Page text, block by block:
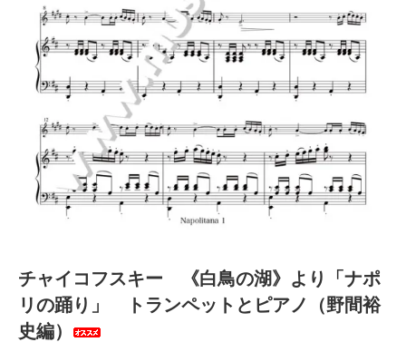
チャイコフスキー 《白鳥の湖》より「ナポ
リの踊り」 トランペットとピアノ（野間裕
史編）